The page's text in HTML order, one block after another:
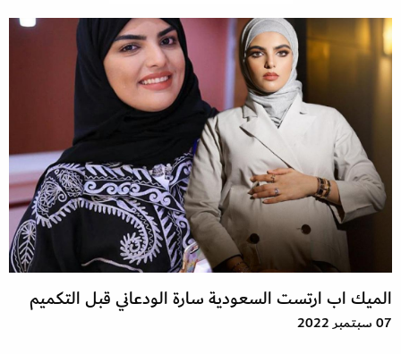
الميك اب ارتست السعودية سارة الودعاني قبل التكميم
07 سبتمبر 2022